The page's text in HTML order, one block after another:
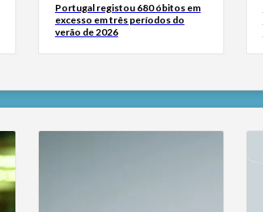
Portugal registou 680 óbitos em
excesso em três períodos do
verão de 2026